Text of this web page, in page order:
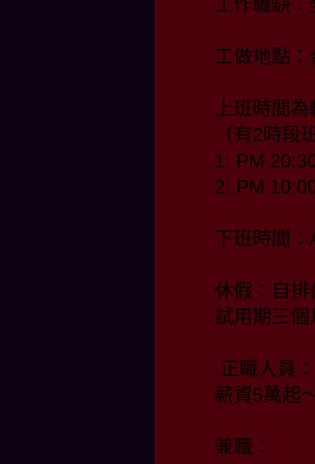
工作職缺
工做地點
上班時間
（有2時段
1: PM
2: PM
下班時間
休假：自
試用期三
正職人員：
薪資5萬起
兼職：